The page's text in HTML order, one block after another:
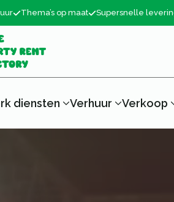
Thema’s op maat Supersnelle
diensten Verhuur Verkoop